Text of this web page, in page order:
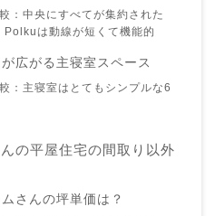
：中央にすべてが集約された
Polkuは動線が短くて機能的
広がる主寝室スペース
：主寝室はとてもシンプルな6
の平屋住宅の間取り以外
さんの坪単価は？